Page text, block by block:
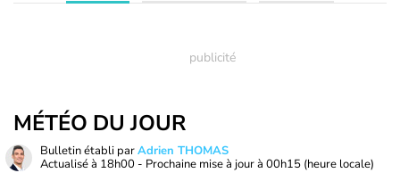
MÉTÉO DU JOUR
Bulletin établi parAdrien THOMAS
Actualisé à 18h00 - Prochaine mise à jour à 00h15 (heure locale)